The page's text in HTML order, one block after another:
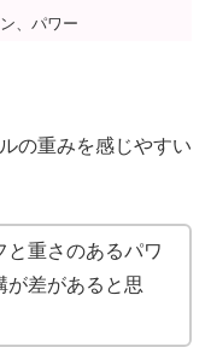
、パワー
の重みを感じやすい
と重さのあるパワ
が差があると思